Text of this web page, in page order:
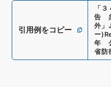
引用例をコピー
「
告
外 」
ー)
年
省防